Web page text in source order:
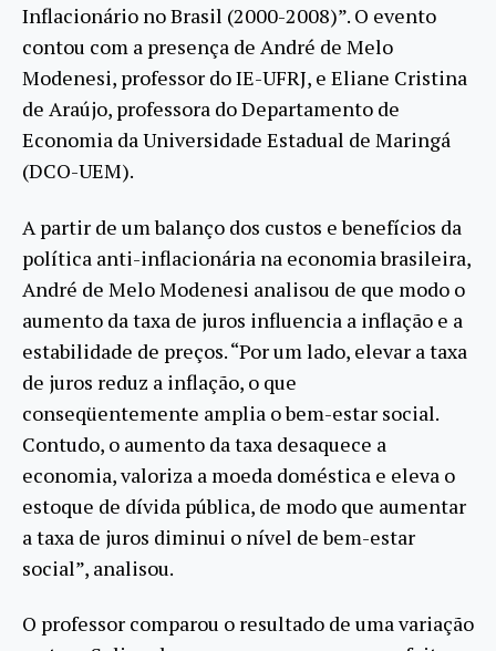
Inflacionário no Brasil (2000-2008)”. O evento
contou com a presença de André de Melo
Modenesi, professor do IE-UFRJ, e Eliane Cristina
de Araújo, professora do Departamento de
Economia da Universidade Estadual de Maringá
(DCO-UEM).
A partir de um balanço dos custos e benefícios da
política anti-inflacionária na economia brasileira,
André de Melo Modenesi analisou de que modo o
aumento da taxa de juros influencia a inflação e a
estabilidade de preços. “Por um lado, elevar a taxa
de juros reduz a inflação, o que
conseqüentemente amplia o bem-estar social.
Contudo, o aumento da taxa desaquece a
economia, valoriza a moeda doméstica e eleva o
estoque de dívida pública, de modo que aumentar
a taxa de juros diminui o nível de bem-estar
social”, analisou.
O professor comparou o resultado de uma variação